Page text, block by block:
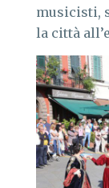
musicisti,
la città